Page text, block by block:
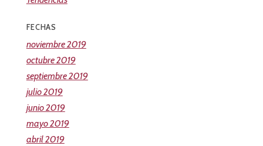
FECHAS
noviembre 2019
octubre 2019
septiembre 2019
julio 2019
junio 2019
mayo 2019
abril 2019